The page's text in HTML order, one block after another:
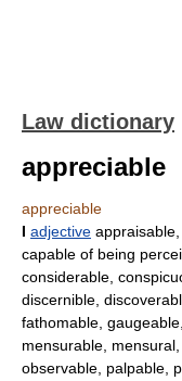
Law dictionary
appreciable
appreciable
I adjective
capable of being
considerable,
discernible,
fathomable,
mensurable,
observable, palpable,